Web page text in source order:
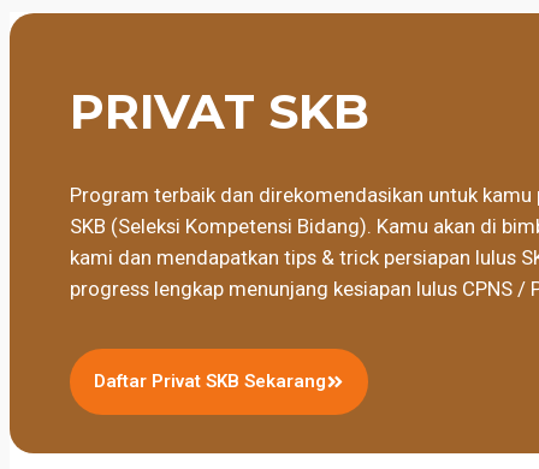
PRIVAT SKB
Program terbaik dan direkomendasikan untuk kamu
SKB (Seleksi Kompetensi Bidang). Kamu akan di
kami dan mendapatkan tips & trick persiapan lulus
progress lengkap menunjang kesiapan lulus CPNS /
Daftar Privat SKB Sekarang